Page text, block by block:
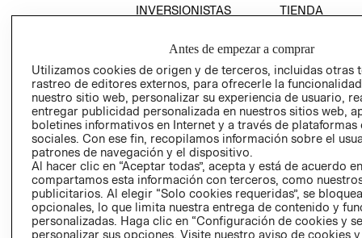
INVERSIONISTAS
EMPRESARIAL
TIENDA
CONDICIONES
AVISO DE
PRIVACIDAD
GIFT CARD
AVISO DE
Antes de empezar a comprar
Utilizamos cookies de origen y de terceros, incluidas otras
rastreo de editores externos, para ofrecerle la
nuestro sitio web, personalizar su experiencia de usuario,
entregar publicidad personalizada en nuestros sitios web,
boletines informativos en Internet y a través de plataformas
sociales. Con ese fin, recopilamos información sobre el
patrones de navegación y el dispositivo.
Al hacer clic en “Aceptar todas”, acepta y está de acuerdo
compartamos esta información con terceros, como
publicitarios. Al elegir “Solo cookies requeridas”, se
opcionales, lo que limita nuestra entrega de contenido y
personalizadas. Haga clic en “Configuración de cookies y
personalizar sus opciones. Visite nuestro aviso de cookies